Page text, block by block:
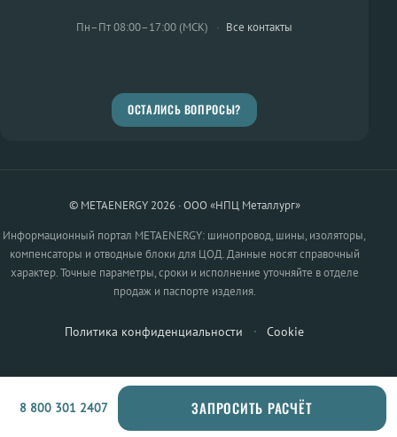
Пн–Пт 08:00–17:00 (МСК) · Все контакты
ОСТАЛИСЬ ВОПРОСЫ?
© METAENERGY 2026 · ООО «НПЦ Металлург»
Информационный портал METAENERGY: шинопровод, шины, изоляторы,
компенсаторы и отводные блоки для ЦОД. Данные носят справочный
характер. Точные параметры, сроки и исполнение уточняйте в отделе
продаж и паспорте изделия.
Политика конфиденциальности · Cookie
8 800 301 2407 ЗАПРОСИТЬ РАСЧЁТ